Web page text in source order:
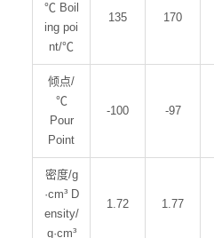
℃ Boil
ing poi
nt/℃
135 170
倾点/
℃
Pour
Point
-100 -97
密度/g
·cm³ D
ensity/
g·cm³
1.72 1.77